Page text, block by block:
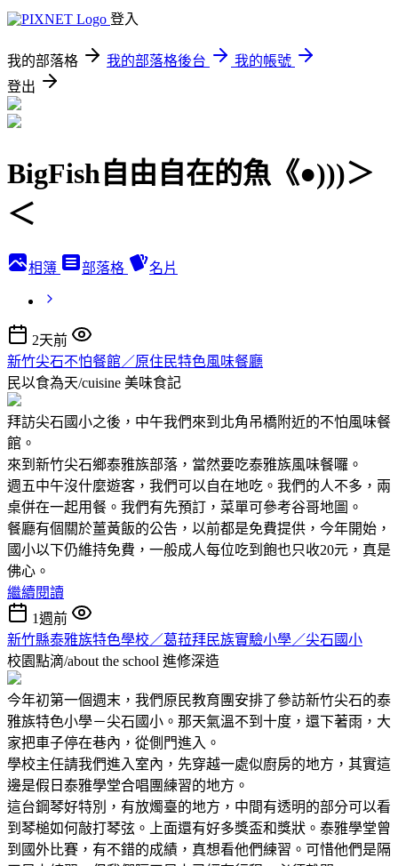
登入
我的部落格 我的部落格後台
我的帳號
登出
BigFish自由自在的魚《●)))＞
＜
相簿 部落格 名片
2天前
新竹尖石不怕餐館／原住民特色風味餐廳
民以食為天/cuisine 美味食記
拜訪尖石國小之後，中午我們來到北角吊橋附近的不怕風味餐
館。
來到新竹尖石鄉泰雅族部落，當然要吃泰雅族風味餐囉。
週五中午沒什麼遊客，我們可以自在地吃。我們的人不多，兩
桌併在一起用餐。我們有先預訂，菜單可參考谷哥地圖。
餐廳有個關於薑黃飯的公告，以前都是免費提供，今年開始，
國小以下仍維持免費，一般成人每位吃到飽也只收20元，真是
佛心。
繼續閱讀
1週前
新竹縣泰雅族特色學校／葛菈拜民族實驗小學／尖石國小
校園點滴/about the school 進修深造
今年初第一個週末，我們原民教育團安排了參訪新竹尖石的泰
雅族特色小學－尖石國小。那天氣溫不到十度，還下著雨，大
家把車子停在巷內，從側門進入。
學校主任請我們進入室內，先穿越一處似廚房的地方，其實這
邊是假日泰雅學堂合唱團練習的地方。
這台鋼琴好特別，有放燭臺的地方，中間有透明的部分可以看
到琴槌如何敲打琴弦。上面還有好多獎盃和獎狀。泰雅學堂曾
到國外比賽，有不錯的成績，真想看他們練習。可惜他們是隔